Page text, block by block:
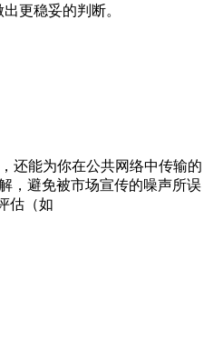
更稳妥的判断。
还能为你在公共网络中传输的
，避免被市场宣传的噪声所误
估（如